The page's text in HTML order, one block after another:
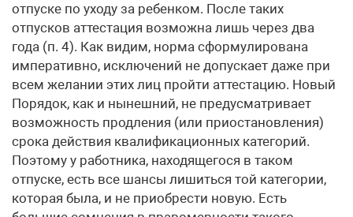
отпуске по уходу за ребенком. После таких
отпусков аттестация возможна лишь через два
года (п. 4). Как видим, норма сформулирована
императивно, исключений не допускает даже при
всем желании этих лиц пройти аттестацию. Новый
Порядок, как и нынешний, не предусматривает
возможность продления (или приостановления)
срока действия квалификационных категорий.
Поэтому у работника, находящегося в таком
отпуске, есть все шансы лишиться той категории,
которая была, и не приобрести новую. Есть